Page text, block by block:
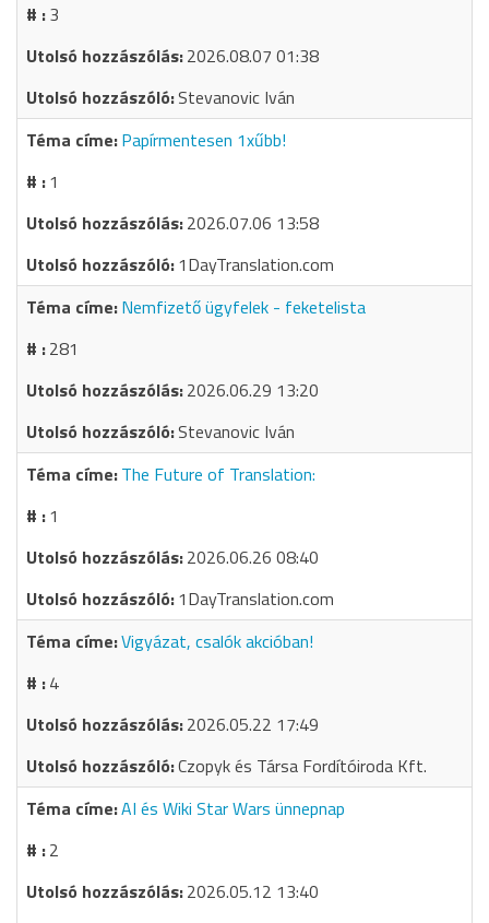
3
2026.08.07 01:38
Stevanovic Iván
Papírmentesen 1xűbb!
1
2026.07.06 13:58
1DayTranslation.com
Nemfizető ügyfelek - feketelista
281
2026.06.29 13:20
Stevanovic Iván
The Future of Translation:
1
2026.06.26 08:40
1DayTranslation.com
Vigyázat, csalók akcióban!
4
2026.05.22 17:49
Czopyk és Társa Fordítóiroda Kft.
AI és Wiki Star Wars ünnepnap
2
2026.05.12 13:40